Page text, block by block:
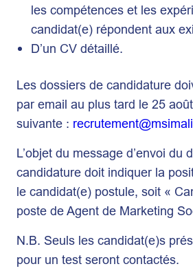
les compétences et les
candidat(e) répondent aux
D’un CV détaillé.
Les dossiers de candidature
par email au plus tard le 25
suivante :
L’objet du message d’envoi du
candidature doit indiquer la
le candidat(e) postule, soit «
poste de Agent de Marketing
N.B. Seuls les candidat(e)s
pour un test seront contactés.